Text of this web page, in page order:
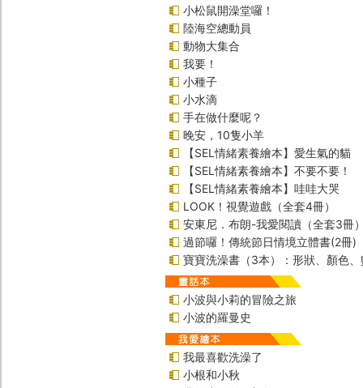
小松鼠開澡堂囉！
陸海空總動員
動物大集合
我要！
小種子
小水滴
手在做什麼呢？
晚安，10隻小羊
【SEL情緒素養繪本】愛生氣的貓
【SEL情緒素養繪本】不要不要！
【SEL情緒素養繪本】哇哇大哭
LOOK！視覺遊戲（全套4冊）
安東尼．布朗-我愛閱讀（全套3冊
過節囉！傳統節日情境立體書(2冊)
寶寶洗澡書（3本）：形狀、顏色、
小波與小莉的冒險之旅
小波的羅曼史
我最喜歡洗澡了
小根和小秋